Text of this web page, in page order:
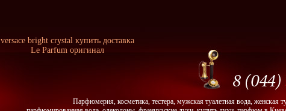
versace bright crystal купить доставка
Le Parfum оригинал
Парфюмерия, косметика, тестера, мужская туалетная вода, женская